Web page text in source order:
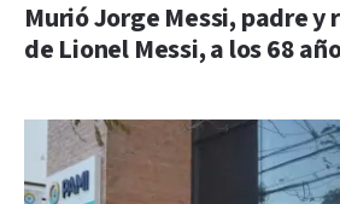
Murió Jorge Messi, padre
de Lionel Messi, a los 68